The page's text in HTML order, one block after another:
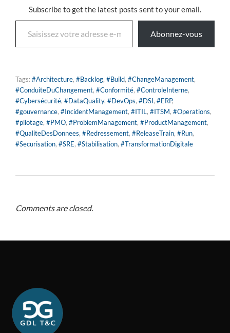
Subscribe to get the latest posts sent to your email.
Abonnez-vous
Tags:#Architecture, #Backlog, #Build, #ChangeManagement,
#ConduiteDuChangement, #Conformité, #ControleInterne,
#Cybersécurité, #DataQuality, #DevOps, #DSI, #ERP,
#gouvernance, #IncidentManagement, #ITIL, #ITSM, #Operations,
#pilotage, #PMO, #ProblemManagement, #ProductManagement,
#QualiteDesDonnees, #Redressement, #ReleaseTrain, #Run,
#Securisation, #SRE, #Stabilisation, #TransformationDigitale
Comments are closed.